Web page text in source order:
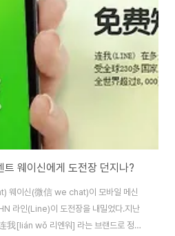
웨이신에게 도전장 던지나?
웨이신(微信 we chat)이 모바일 메신
라인(Line)이 도전장을 내밀었다.지난
我[lián wǒ 리엔워] 라는 브랜드로 정식